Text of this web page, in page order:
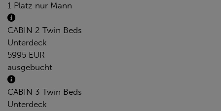
1 Platz nur Mann
CABIN 2 Twin Beds
Unterdeck
5995 EUR
ausgebucht
CABIN 3 Twin Beds
Unterdeck